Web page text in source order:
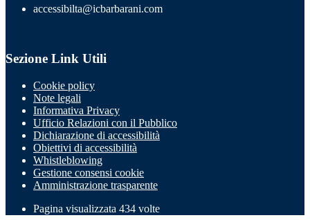
accessibilta@icbarbarani.com
Sezione Link Utili
Cookie policy
Note legali
Informativa Privacy
Ufficio Relazioni con il Pubblico
Dichiarazione di accessibilità
Obiettivi di accessibilità
Whistleblowing
Gestione consensi cookie
Amministrazione trasparente
Pagina visualizzata 434 volte